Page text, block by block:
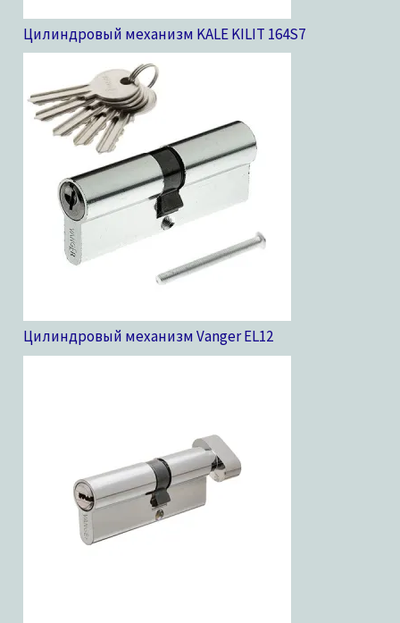
Цилиндровый механизм KALE KILIT 164S7
Цилиндровый механизм Vanger EL12